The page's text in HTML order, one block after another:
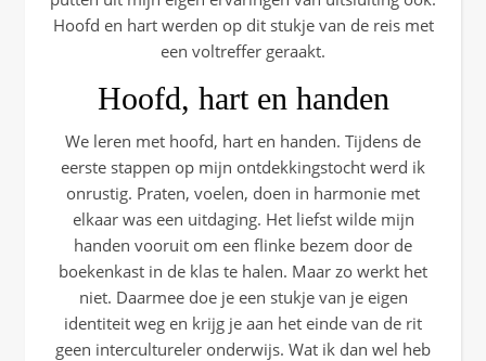
Hoofd en hart werden op dit stukje van de reis met
een voltreffer geraakt.
Hoofd, hart en handen
We leren met hoofd, hart en handen. Tijdens de
eerste stappen op mijn ontdekkingstocht werd ik
onrustig. Praten, voelen, doen in harmonie met
elkaar was een uitdaging. Het liefst wilde mijn
handen vooruit om een flinke bezem door de
boekenkast in de klas te halen. Maar zo werkt het
niet. Daarmee doe je een stukje van je eigen
identiteit weg en krijg je aan het einde van de rit
geen intercultureler onderwijs. Wat ik dan wel heb